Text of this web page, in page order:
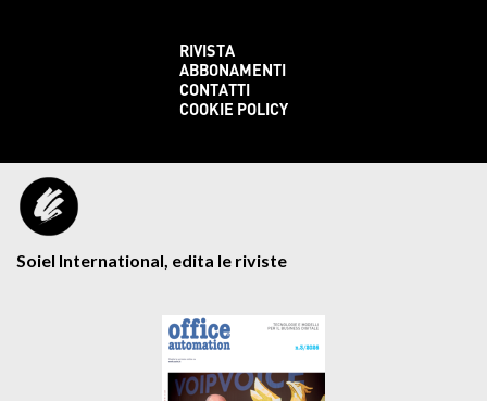
RIVISTA
ABBONAMENTI
CONTATTI
COOKIE POLICY
Soiel International, edita le riviste